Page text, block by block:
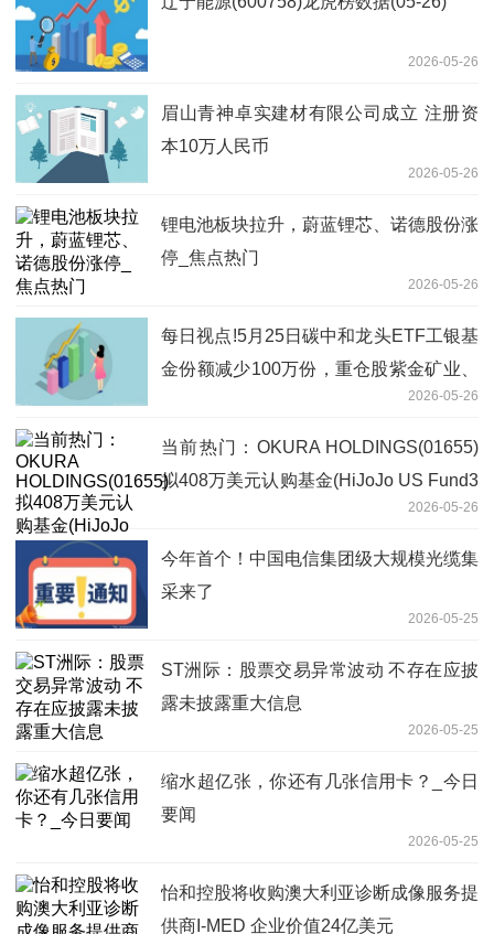
2026-05-26
眉山青神卓实建材有限公司成立 注册资
本10万人民币
2026-05-26
锂电池板块拉升，蔚蓝锂芯、诺德股份涨
停_焦点热门
2026-05-26
每日视点!5月25日碳中和龙头ETF工银基
金份额减少100万份，重仓股紫金矿业、
2026-05-26
当前热门：OKURA HOLDINGS(01655)
拟408万美元认购基金(HiJoJo US Fund3
2026-05-26
今年首个！中国电信集团级大规模光缆集
采来了
2026-05-25
ST洲际：股票交易异常波动 不存在应披
露未披露重大信息
2026-05-25
缩水超亿张，你还有几张信用卡？_今日
要闻
2026-05-25
怡和控股将收购澳大利亚诊断成像服务提
供商I-MED 企业价值24亿美元